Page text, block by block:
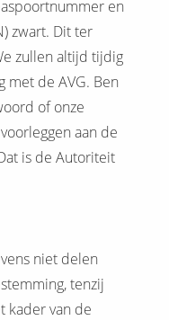
en
zwart. Dit ter
zullen altijd tijdig
met de AVG. Ben
of onze
aan de
is de Autoriteit
niet delen
tenzij
kader van de